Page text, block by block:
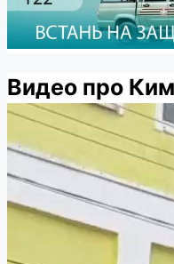
Видео про